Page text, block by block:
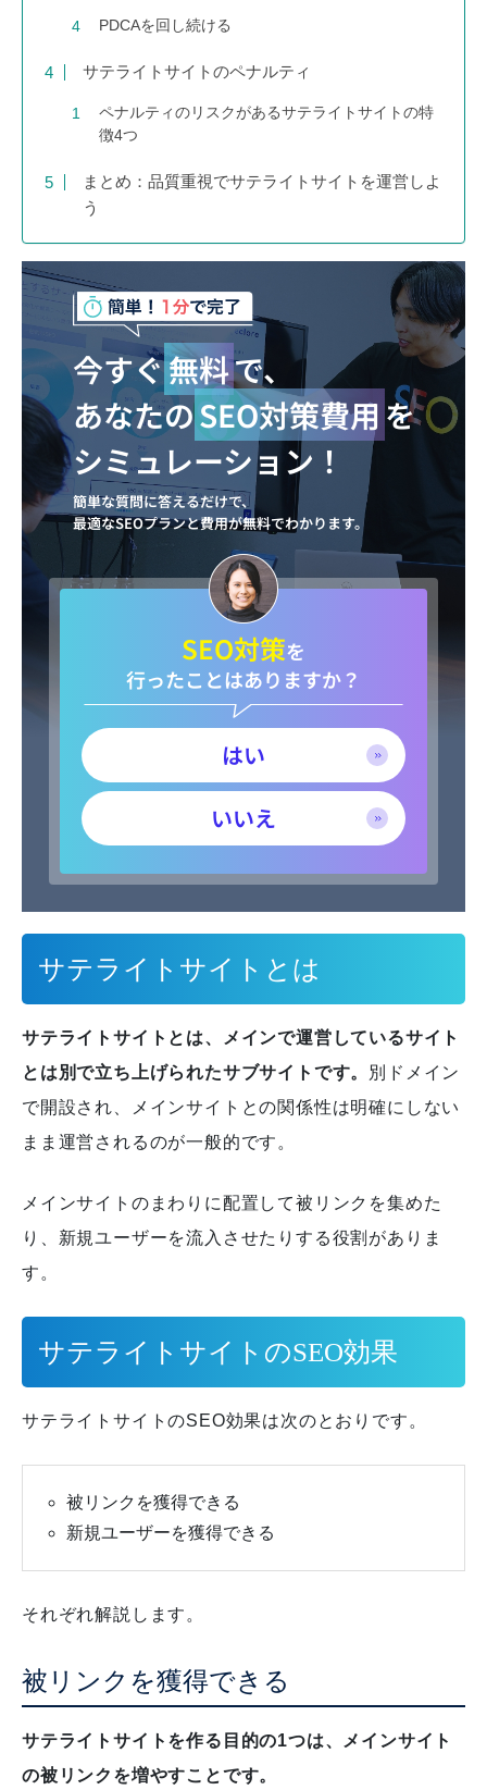
PDCAを回し続ける
サテライトサイトのペナルティ
ペナルティのリスクがあるサテライトサイトの特
徴4つ
まとめ：品質重視でサテライトサイトを運営しよ
う
今すぐ無料で、
あなたのSEO対策費用 を
シミュレーション！
簡単な質問に答えるだけで、
最適なSEOプランと費用が無料でわかります。
SEO対策を
行ったことはありますか？
はい
いいえ
サテライトサイトとは
サテライトサイトとは、メインで運営しているサイト
とは別で立ち上げられたサブサイトです。
別ドメイン
で開設され、メインサイトとの関係性は明確にしない
まま運営されるのが一般的です。
メインサイトのまわりに配置して被リンクを集めた
り、新規ユーザーを流入させたりする役割がありま
す。
サテライトサイトのSEO効果
サテライトサイトのSEO効果は次のとおりです。
被リンクを獲得できる
新規ユーザーを獲得できる
それぞれ解説します。
被リンクを獲得できる
サテライトサイトを作る目的の1つは、メインサイト
の被リンクを増やすことです。